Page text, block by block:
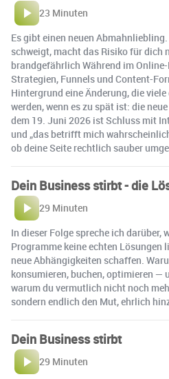
23 Minuten
Es gibt einen neuen
schweigt, macht das Risiko für dich
brandgefährlich Während im
Strategien, Funnels und Content-
Hintergrund eine Änderung, die
werden, wenn es zu spät ist: die
dem 19. Juni 2026 ist Schluss mit
und „das betrifft mich
ob deine Seite rechtlich sauber
Dein Business stirbt - die
29 Minuten
In dieser Folge spreche ich darüber,
Programme keine echten Lösungen
neue Abhängigkeiten schaffen.
konsumieren, buchen, optimieren —
warum du vermutlich nicht noch
sondern endlich den Mut, ehrlich
Dein Business stirbt
29 Minuten